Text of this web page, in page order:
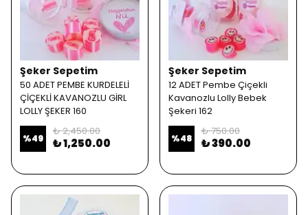
Şeker Sepetim
50 ADET PEMBE KURDELELİ
ÇİÇEKLİ KAVANOZLU GİRL
LOLLY ŞEKER 160
%49
₺ 2,450.00
₺ 1,250.00
Şeker Sepetim
12 ADET Pembe Çiçekli
Kavanozlu Lolly Bebek
Şekeri 162
%48
₺ 750.00
₺ 390.00